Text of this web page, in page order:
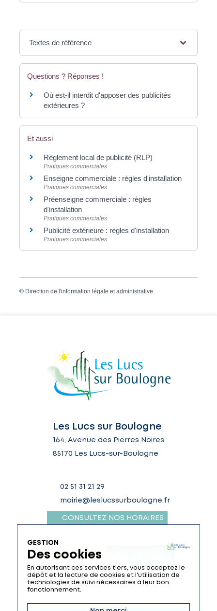
Textes de référence
Questions ? Réponses !
Où est-il interdit d'apposer des publicités
extérieures ?
Et aussi
Règlement local de publicité (RLP)
Pratiques commerciales
Enseigne commerciale : règles d'installation
Pratiques commerciales
Préenseigne commerciale : règles
d'installation
Pratiques commerciales
Publicité extérieure : règles d'installation
Pratiques commerciales
© Direction de l'information légale et administrative
Les Lucs sur Boulogne
164, Avenue des Pierres Noires
85170 Les Lucs-sur-Boulogne
02 51 31 21 29
mairie@leslucssurboulogne.fr
CONSULTEZ NOS HORAIRES
GESTION
Des cookies
En autorisant ces services tiers, vous acceptez le
dépôt et la lecture de cookies et l'utilisation de
technologies de suivi nécessaires à leur bon
fonctionnement.